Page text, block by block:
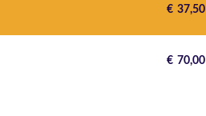
€ 37,50
€ 70,00